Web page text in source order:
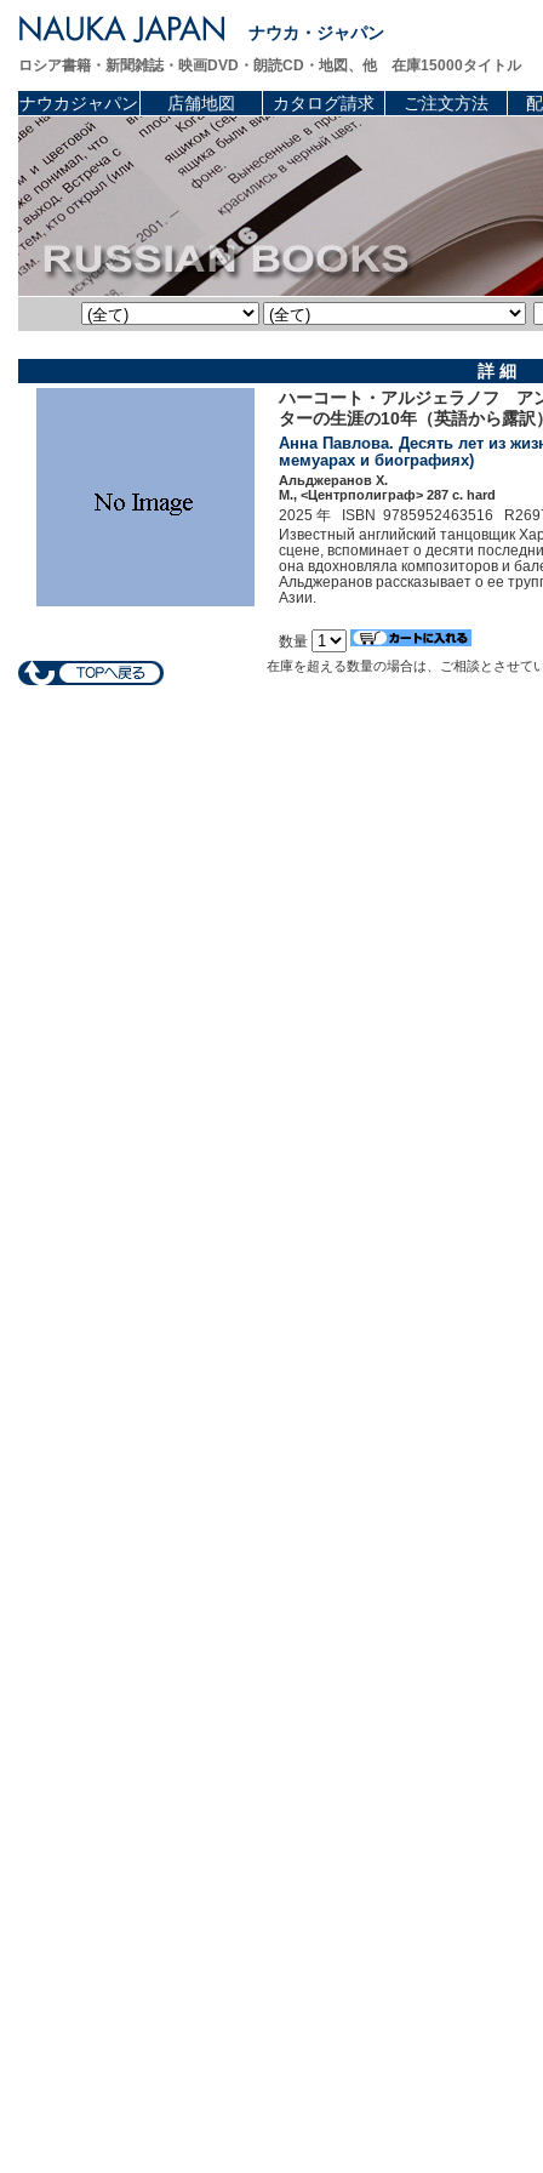
ナウカ・ジャパン
ロシア書籍・新聞雑誌・映画DVD・朗読CD・地図、他 在庫15000タイトル
ナウカジャパン 店舗地図 カタログ請求 ご注文方法
詳 細
ハーコート・アルジェラノフ ア
ターの生涯の10年（英語から露
Анна Павлова. Десять лет из
мемуарах и биографиях)
Альджеранов Х.
М., <Центрполиграф> 287 c. hard
2025 年 ISBN 9785952463516
Известный английский танцовщик
сцене, вспоминает о десяти
она вдохновляла композиторов и
Альджеранов рассказывает о ее
Азии.
数量
在庫を超える数量の場合は、ご相談とさせて